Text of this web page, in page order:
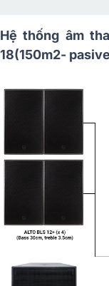
Hệ thống âm
18(150m2-